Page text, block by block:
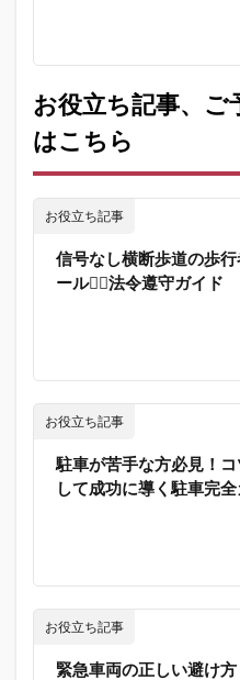
お役立ち記事、ご
はこちら
お役立ち記事
信号なし横断歩道の歩
ール🚶‍♀️法令遵守ガイド
お役立ち記事
駐車が苦手な方必見！
して成功に導く駐車完全
お役立ち記事
緊急車両の正しい避け方